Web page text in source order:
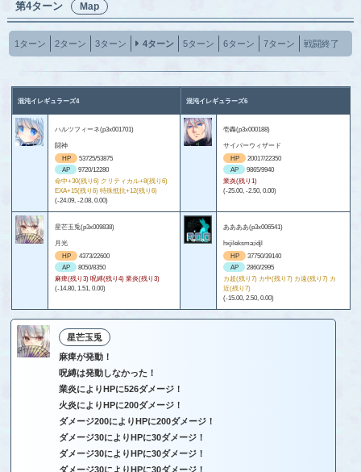
第4ターン Map
1ターン 2ターン 3ターン 4ターン 5ターン 6ターン 7ターン 戦闘終了
混沌イレギュラーズ4 混沌イレギュラーズ6
ハルツフィーネ(p3x001701)
闘神
HP
53725/53875
AP
9720/12280
命中+30(残り6) クリティカル+8(残り6)
EXA+15(残り6) 特殊抵抗+12(残り6)
(-24.09, -2.08, 0.00)
壱轟(p3x000188)
サイバーウィザード
HP
20017/22350
AP
9865/9940
業炎(残り1)
(-25.00, -2.50, 0.00)
星芒玉兎(p3x009838)
月光
HP
4373/22600
AP
8050/8350
麻痺(残り3) 呪縛(残り4) 業炎(残り3)
(-14.80, 1.51, 0.00)
ああああ(p3x006541)
hxjileksma;idjl
HP
37750/39140
AP
2860/2995
カ超(残り7) カ中(残り7) カ遠(残り7) カ
近(残り7)
(-15.00, 2.50, 0.00)
星芒玉兎
麻痺が発動！
呪縛は発動しなかった！
業炎によりHPに526ダメージ！
火炎によりHPに200ダメージ！
ダメージ200によりHPに200ダメージ！
ダメージ30によりHPに30ダメージ！
ダメージ30によりHPに30ダメージ！
ダメージ30によりHPに30ダメージ！